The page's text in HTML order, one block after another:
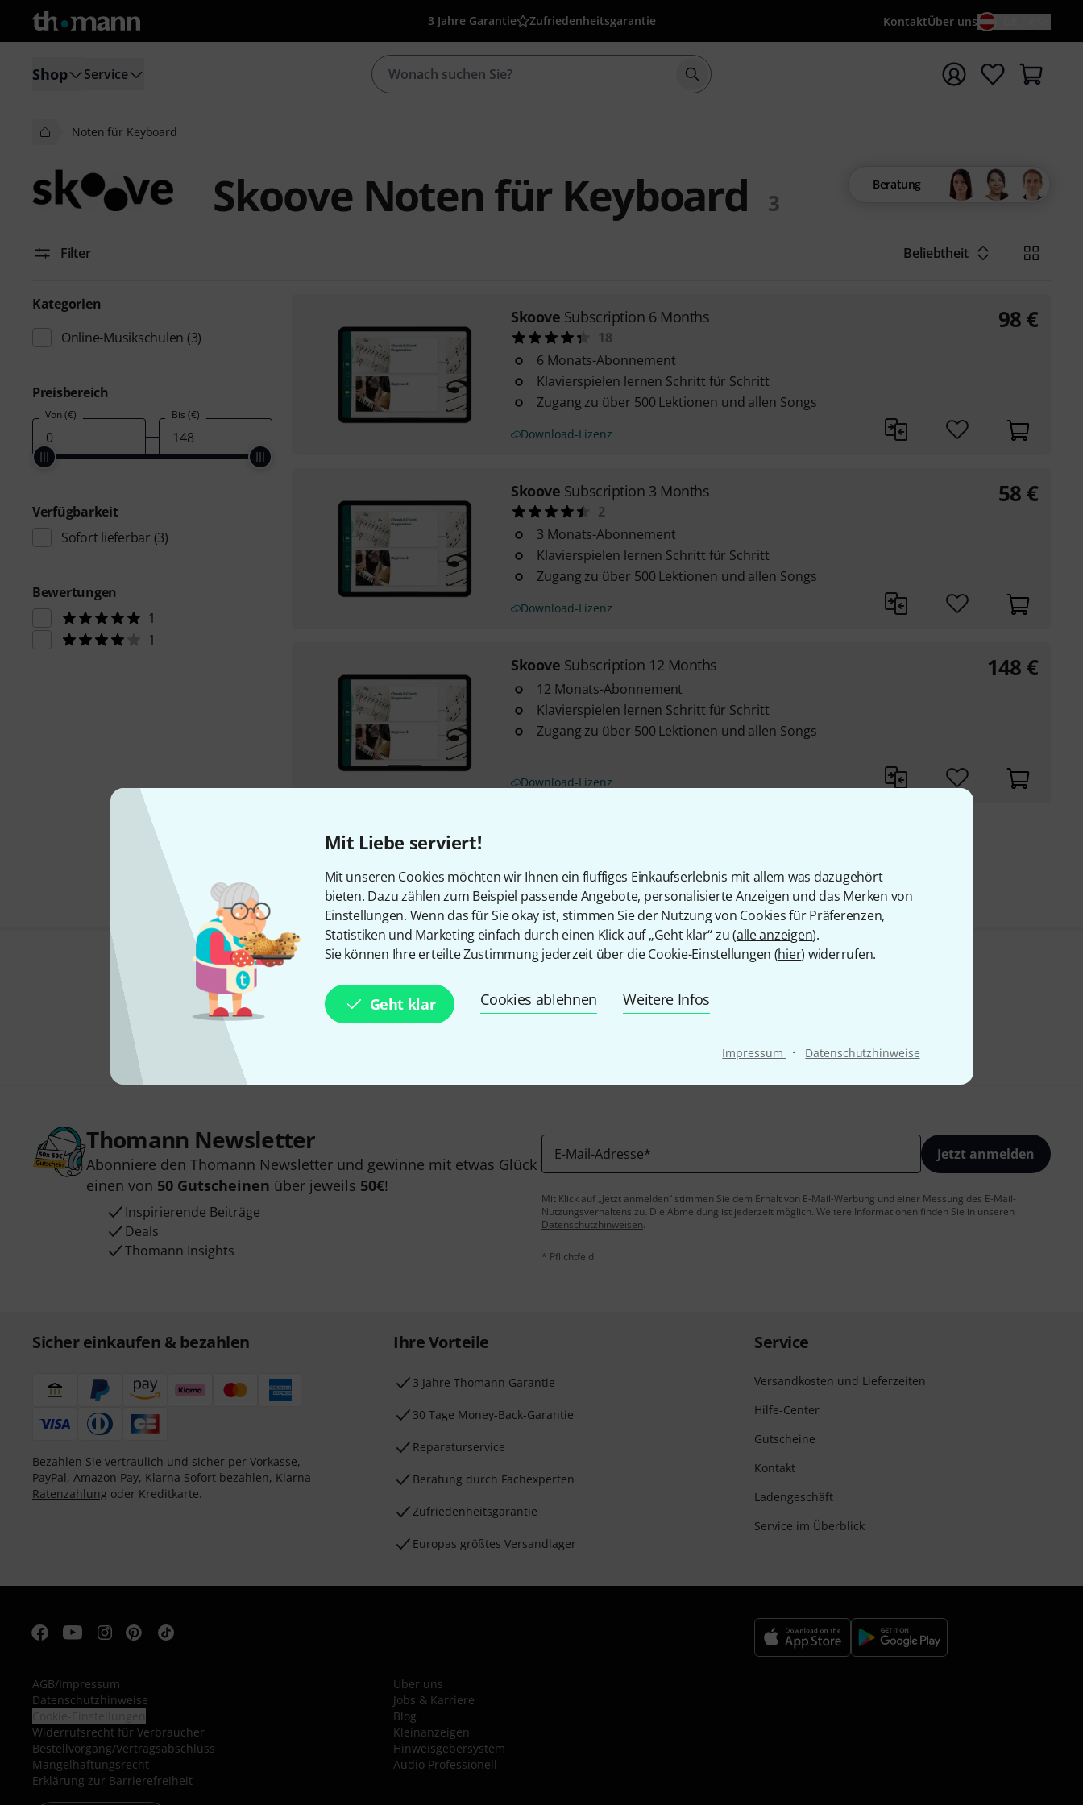
Mit Liebe serviert!
Mit unseren Cookies möchten wir Ihnen ein fluffiges Einkaufserlebnis mit allem was dazugehört
bieten. Dazu zählen zum Beispiel passende Angebote, personalisierte Anzeigen und das Merken von
Einstellungen. Wenn das für Sie okay ist, stimmen Sie der Nutzung von Cookies für Präferenzen,
Statistiken und Marketing einfach durch einen Klick auf „Geht klar“ zu (alle anzeigen).
Sie können Ihre erteilte Zustimmung jederzeit über die Cookie-Einstellungen (hier) widerrufen.
Geht klar Cookies ablehnen Weitere Infos
Impressum · Datenschutzhinweise
3 Jahre Garantie Zufriedenheitsgarantie KontaktÜber uns
Shop Service Suche mit Suchwort {searchTerm} starten
Noten für Keyboard
Skoove Noten für Keyboard 3
Beratung
Filter Beliebtheit
Kategorien
Online-Musikschulen (3)
Preisbereich
Von (€) Bis (€)
Verfügbarkeit
Sofort lieferbar (3)
Bewertungen
1
1
Skoove Subscription 6 Months
18
6 Monats-Abonnement
Klavierspielen lernen Schritt für Schritt
Zugang zu über 500 Lektionen und allen Songs
Download-Lizenz
98 €
Skoove Subscription 3 Months
2
3 Monats-Abonnement
Klavierspielen lernen Schritt für Schritt
Zugang zu über 500 Lektionen und allen Songs
Download-Lizenz
58 €
Skoove Subscription 12 Months
12 Monats-Abonnement
Klavierspielen lernen Schritt für Schritt
Zugang zu über 500 Lektionen und allen Songs
Download-Lizenz
148 €
Gefällt Ihnen, was Sie sehen?
Thomann Newsletter
Abonniere den Thomann Newsletter und gewinne mit etwas Glück
einen von 50 Gutscheinen über jeweils 50€!
Inspirierende Beiträge
Deals
Thomann Insights
E-Mail-Adresse* Jetzt anmelden
Mit Klick auf „Jetzt anmelden“ stimmen Sie dem Erhalt von E-Mail-Werbung und einer Messung des E-Mail-
Nutzungsverhaltens zu. Die Abmeldung ist jederzeit möglich. Weitere Informationen finden Sie in unseren
Datenschutzhinweisen.
* Pflichtfeld
Sicher einkaufen & bezahlen
Bezahlen Sie vertraulich und sicher per Vorkasse,
PayPal, Amazon Pay, Klarna Sofort bezahlen, Klarna
Ratenzahlung oder Kreditkarte.
Ihre Vorteile
3 Jahre Thomann Garantie
30 Tage Money-Back-Garantie
Reparaturservice
Beratung durch Fachexperten
Zufriedenheitsgarantie
Europas größtes Versandlager
Service
Versandkosten und Lieferzeiten
Hilfe-Center
Gutscheine
Kontakt
Ladengeschäft
Service im Überblick
AGB/Impressum
Datenschutzhinweise
Widerrufsrecht für Verbraucher
Bestellvorgang/Vertragsabschluss
Mängelhaftungsrecht
Erklärung zur Barrierefreiheit
Über uns
Jobs & Karriere
Blog
Kleinanzeigen
Hinweisgebersystem
Audio Professionell